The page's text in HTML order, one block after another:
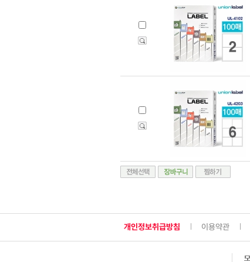
개인정보취급방침 이용약관